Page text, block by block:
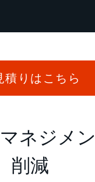
積りはこちら
ネジメ
削減